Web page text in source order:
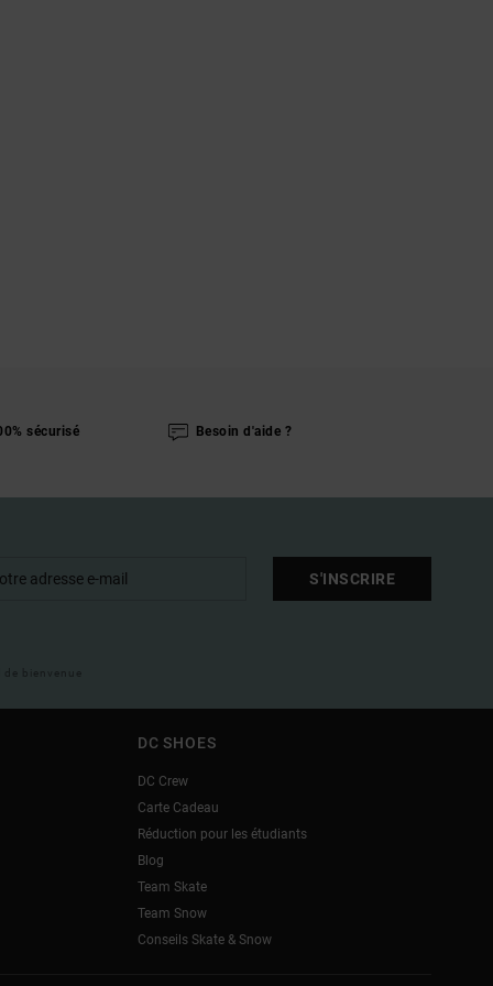
sécurisé Besoin d'aide ?
S'INSCRIRE
bienvenue
DC SHOES
DC Crew
Carte Cadeau
Réduction pour les étudiants
Blog
Team Skate
Team Snow
Conseils Skate & Snow